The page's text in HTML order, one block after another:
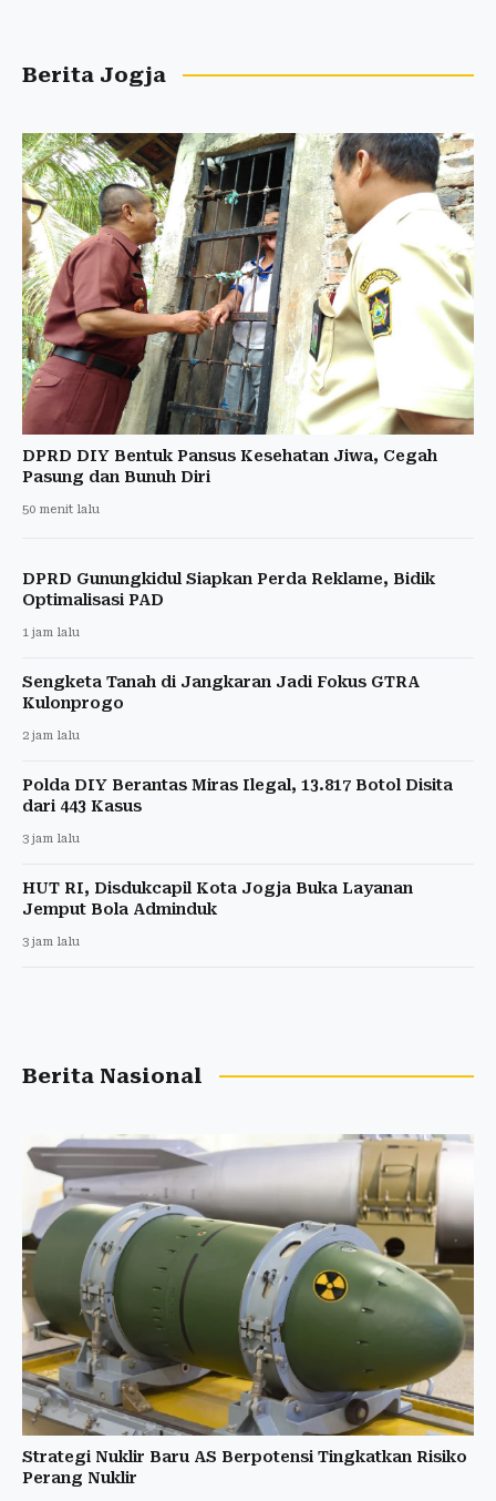
Berita Jogja
DPRD DIY Bentuk Pansus Kesehatan Jiwa, Cegah
Pasung dan Bunuh Diri
50 menit lalu
DPRD Gunungkidul Siapkan Perda Reklame, Bidik
Optimalisasi PAD
1 jam lalu
Sengketa Tanah di Jangkaran Jadi Fokus GTRA
Kulonprogo
2 jam lalu
Polda DIY Berantas Miras Ilegal, 13.817 Botol Disita
dari 443 Kasus
3 jam lalu
HUT RI, Disdukcapil Kota Jogja Buka Layanan
Jemput Bola Adminduk
3 jam lalu
Berita Nasional
Strategi Nuklir Baru AS Berpotensi Tingkatkan Risiko
Perang Nuklir